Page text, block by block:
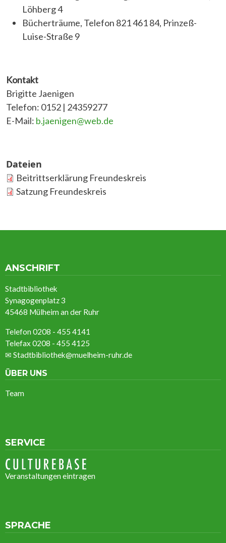
Löhberg 4
Bücherträume, Telefon 821 461 84, Prinzeß-
Luise-Straße 9
Kontakt
Brigitte Jaenigen
Telefon: 0152 | 24359277
E-Mail: b.jaenigen@web.de
Dateien
Beitrittserklärung Freundeskreis
Satzung Freundeskreis
ANSCHRIFT
Stadtbibliothek
Synagogenplatz 3
45468 Mülheim an der Ruhr
Telefon 0208 - 455 4141
Telefax 0208 - 455 4125
✉ Stadtbibliothek@muelheim-ruhr.de
ÜBER UNS
Team
SERVICE
Veranstaltungen eintragen
SPRACHE